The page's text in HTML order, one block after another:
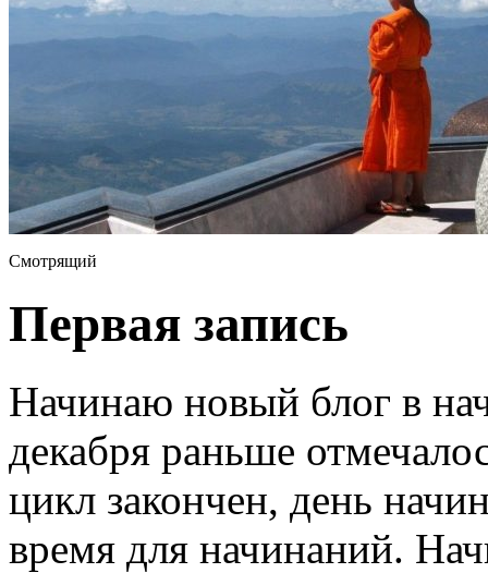
Смотрящий
Первая запись
Начинаю новый блог в
декабря раньше
цикл закончен, день
время для начинаний.